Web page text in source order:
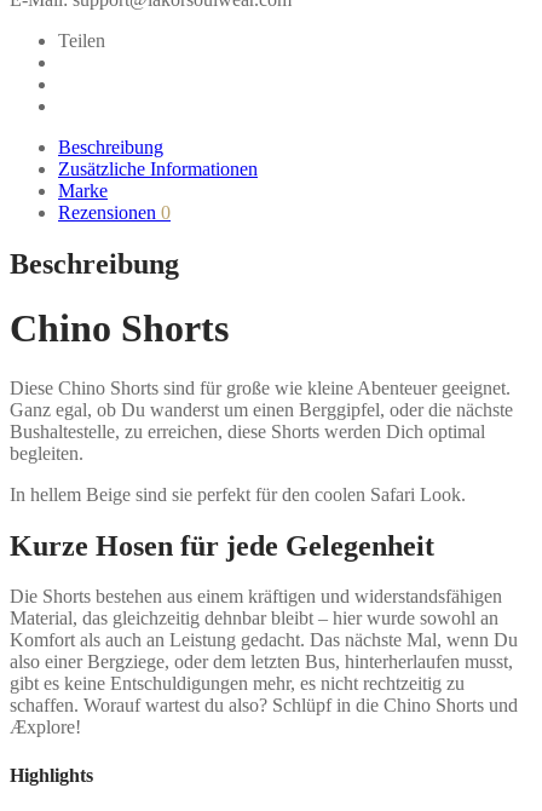
Teilen
Beschreibung
Zusätzliche Informationen
Marke
Rezensionen 0
Beschreibung
Chino Shorts
Diese Chino Shorts sind für große wie kleine Abenteuer geeignet.
Ganz egal, ob Du wanderst um einen Berggipfel, oder die nächste
Bushaltestelle, zu erreichen, diese Shorts werden Dich optimal
begleiten.
In hellem Beige sind sie perfekt für den coolen Safari Look.
Kurze Hosen für jede Gelegenheit
Die Shorts bestehen aus einem kräftigen und widerstandsfähigen
Material, das gleichzeitig dehnbar bleibt – hier wurde sowohl an
Komfort als auch an Leistung gedacht. Das nächste Mal, wenn Du
also einer Bergziege, oder dem letzten Bus, hinterherlaufen musst,
gibt es keine Entschuldigungen mehr, es nicht rechtzeitig zu
schaffen. Worauf wartest du also? Schlüpf in die Chino Shorts und
Æxplore!
Highlights